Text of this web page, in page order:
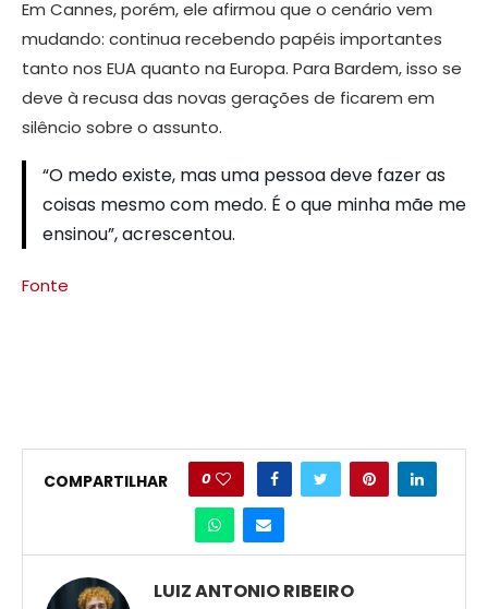
Em Cannes, porém, ele afirmou que o cenário vem
mudando: continua recebendo papéis importantes
tanto nos EUA quanto na Europa. Para Bardem, isso se
deve à recusa das novas gerações de ficarem em
silêncio sobre o assunto.
“O medo existe, mas uma pessoa deve fazer as
coisas mesmo com medo. É o que minha mãe me
ensinou”, acrescentou.
Fonte
COMPARTILHAR 0
LUIZ ANTONIO RIBEIRO